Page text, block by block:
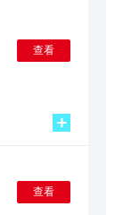
查看
查看